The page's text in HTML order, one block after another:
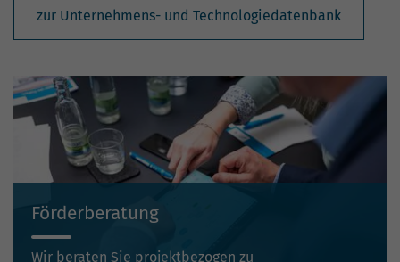
zur Unternehmens- und Technologiedatenbank
Förderberatung
Wir beraten Sie projektbezogen zu